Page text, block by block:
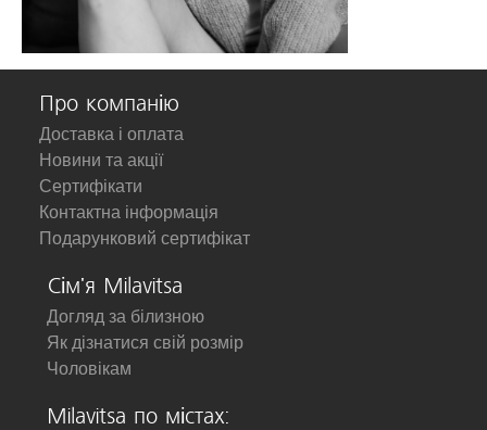
Про компанію
Доставка і оплата
Новини та акції
Сертифікати
Контактна інформація
Подарунковий сертифікат
Сім'я Milavitsa
Догляд за білизною
Як дізнатися свій розмір
Чоловікам
Milavitsa по містах: